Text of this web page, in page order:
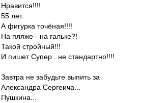
Нравится!!!!
55 лет.
А фигурка точёная!!!!
На пляже - на гальке?!-
Такой стройный!!!
И пишет Супер...не стандартно!!!!
Завтра не забудьте выпить за
Александра Сергеича...
Пушкина...